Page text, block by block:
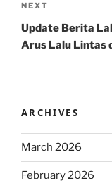
Next
Post
NEXT
Update Berita
Arus Lalu Lintas
ARCHIVES
March 2026
February 2026